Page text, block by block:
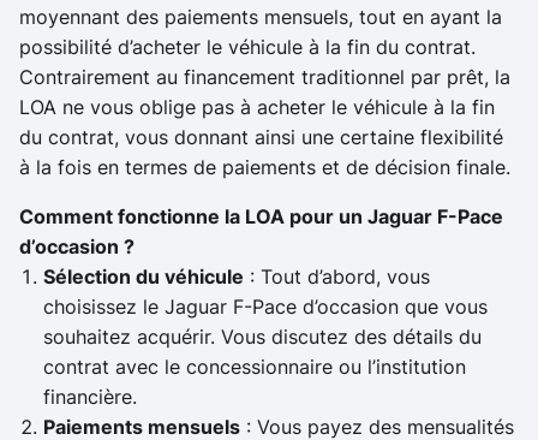
moyennant des paiements mensuels, tout en ayant la
possibilité d’acheter le véhicule à la fin du contrat.
Contrairement au financement traditionnel par prêt, la
LOA ne vous oblige pas à acheter le véhicule à la fin
du contrat, vous donnant ainsi une certaine flexibilité
à la fois en termes de paiements et de décision finale.
Comment fonctionne la LOA pour un Jaguar F-Pace
d’occasion ?
Sélection du véhicule : Tout d’abord, vous
choisissez le Jaguar F-Pace d’occasion que vous
souhaitez acquérir. Vous discutez des détails du
contrat avec le concessionnaire ou l’institution
financière.
Paiements mensuels : Vous payez des mensualités